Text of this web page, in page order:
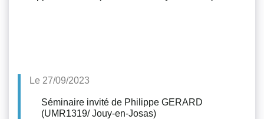
Le 27/09/2023
Séminaire invité de Philippe GERARD
(UMR1319/ Jouy-en-Josas)